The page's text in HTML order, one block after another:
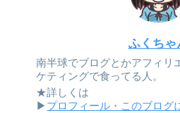
ふくちゃ
南半球でブログとかアフィリ
ケティングで食ってる人。
★詳しくは
▶ プロフィール・このブログ